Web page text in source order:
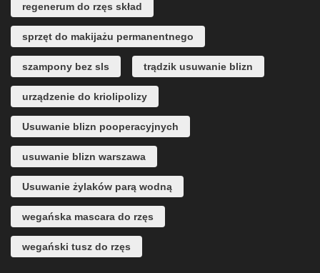
regenerum do rzęs skład
sprzęt do makijażu permanentnego
szampony bez sls trądzik usuwanie blizn
urządzenie do kriolipolizy
Usuwanie blizn pooperacyjnych
usuwanie blizn warszawa
Usuwanie żylaków parą wodną
wegańska mascara do rzęs
wegański tusz do rzęs